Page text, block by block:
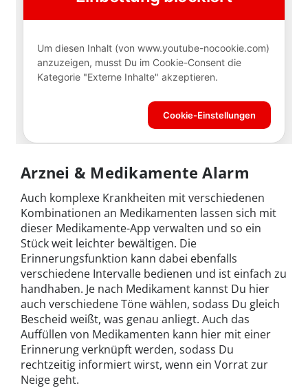
Arznei & Medikamente Alarm
Auch komplexe Krankheiten mit verschiedenen
Kombinationen an Medikamenten lassen sich mit
dieser Medikamente-App verwalten und so ein
Stück weit leichter bewältigen. Die
Erinnerungsfunktion kann dabei ebenfalls
verschiedene Intervalle bedienen und ist einfach zu
handhaben. Je nach Medikament kannst Du hier
auch verschiedene Töne wählen, sodass Du gleich
Bescheid weißt, was genau anliegt. Auch das
Auffüllen von Medikamenten kann hier mit einer
Erinnerung verknüpft werden, sodass Du
rechtzeitig informiert wirst, wenn ein Vorrat zur
Neige geht.